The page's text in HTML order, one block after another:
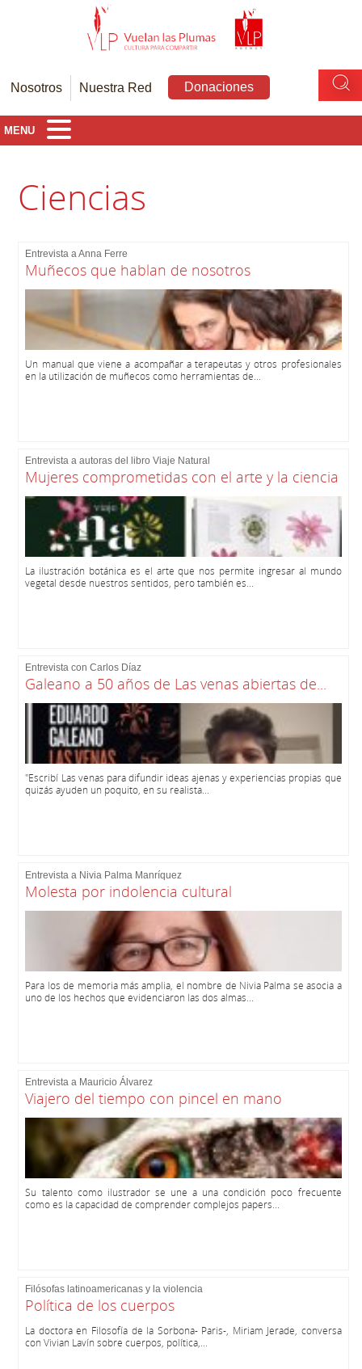
Nosotros Nuestra Red Donaciones
MENU
Ciencias
Entrevista a Anna Ferre
Muñecos que hablan de nosotros
Un manual que viene a acompañar a terapeutas y otros profesionales
en la utilización de muñecos como herramientas de...
Entrevista a autoras del libro Viaje Natural
Mujeres comprometidas con el arte y la ciencia
La ilustración botánica es el arte que nos permite ingresar al mundo
vegetal desde nuestros sentidos, pero también es...
Entrevista con Carlos Díaz
Galeano a 50 años de Las venas abiertas de...
"Escribí Las venas para difundir ideas ajenas y experiencias propias que
quizás ayuden un poquito, en su realista...
Entrevista a Nivia Palma Manríquez
Molesta por indolencia cultural
Para los de memoria más amplia, el nombre de Nivia Palma se asocia a
uno de los hechos que evidenciaron las dos almas...
Entrevista a Mauricio Álvarez
Viajero del tiempo con pincel en mano
Su talento como ilustrador se une a una condición poco frecuente
como es la capacidad de comprender complejos papers...
Filósofas latinoamericanas y la violencia
Política de los cuerpos
La doctora en Filosofía de la Sorbona- Paris-, Miriam Jerade, conversa
con Vivian Lavín sobre cuerpos, política,...